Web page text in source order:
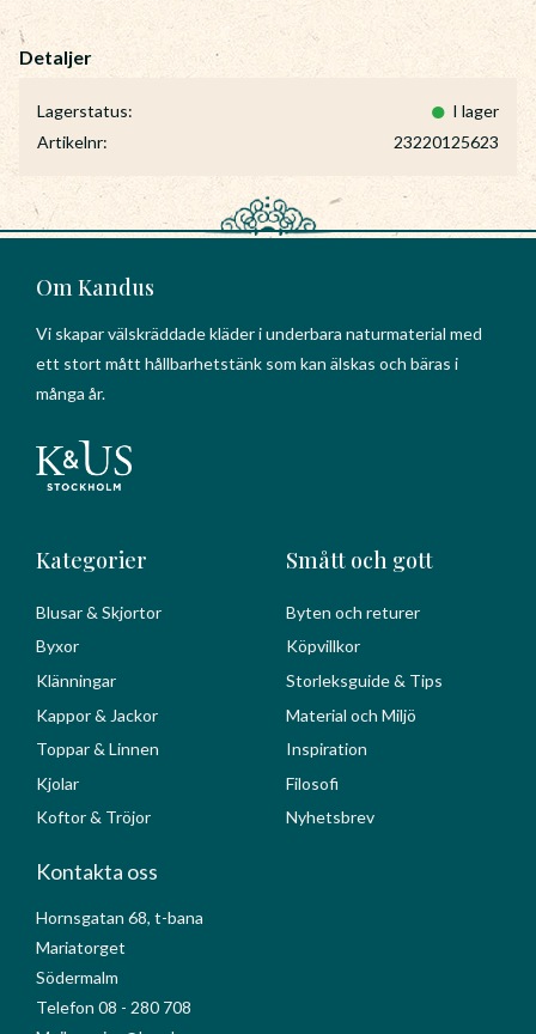
Lagerstatus
I lager
Artikelnr
23220125623
Om Kandus
Vi skapar välskräddade kläder i underbara naturmaterial med
ett stort mått hållbarhetstänk som kan älskas och bäras i
många år.
Kategorier
Blusar & Skjortor
Byxor
Klänningar
Kappor & Jackor
Toppar & Linnen
Kjolar
Koftor & Tröjor
Smått och gott
Byten och returer
Köpvillkor
Storleksguide & Tips
Material och Miljö
Inspiration
Filosofi
Nyhetsbrev
Kontakta oss
Hornsgatan 68, t-bana
Mariatorget
Södermalm
Telefon 08 - 280 708